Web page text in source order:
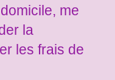
me
la
les frais de